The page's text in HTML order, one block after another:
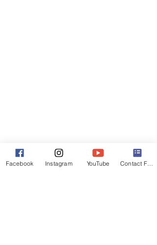
Facebook Instagram YouTube Contact Form